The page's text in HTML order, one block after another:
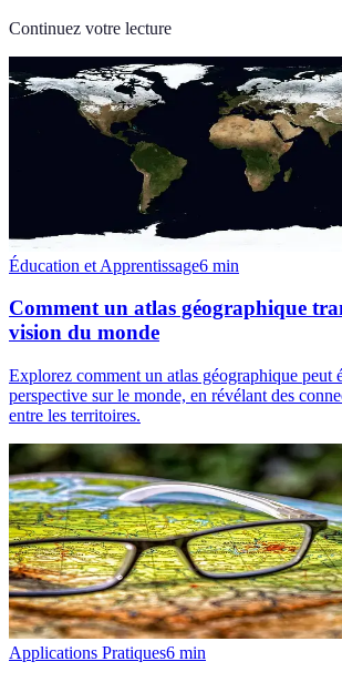
Continuez votre lecture
Éducation et Apprentissage6 min
Comment un atlas géographique
vision du monde
Explorez comment un atlas géographique peut
perspective sur le monde, en révélant des
entre les territoires.
Applications Pratiques6 min